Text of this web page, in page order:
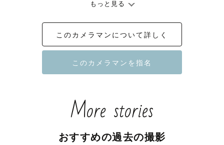
胴長で短足なわんこ２匹と暮らしています。
お子さんやわんちゃん猫ちゃんと仲良くなることが得意で
言語聴覚士として病院勤務していましたのでお話すること
が苦手な方もご安心ください♪
♡お子さん撮影に込める想い
『とくべつな時も、何気ない日常も、大切な”うちの子”と
もっと見る
このカメラマンについて詳しく
More stories
おすすめの過去の撮影